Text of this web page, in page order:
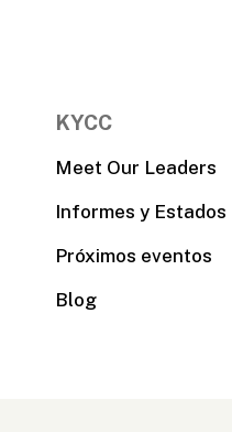
KYCC
Meet Our Leaders
Informes y
Próximos eventos
Blog